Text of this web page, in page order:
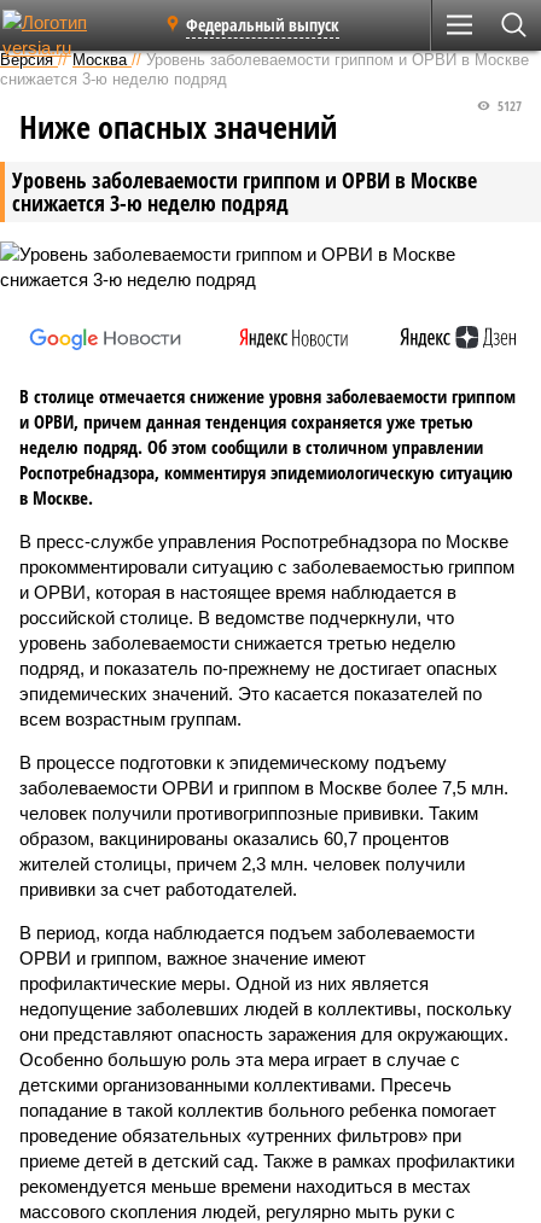
Федеральный выпуск
Версия //Москва //Уровень заболеваемости гриппом и ОРВИ в Москве
снижается 3-ю неделю подряд
Уровень заболеваемости гриппом и ОРВИ в Москве
снижается 3-ю неделю подряд
5127
Ниже опасных значений
В столице отмечается снижение уровня заболеваемости гриппом
и ОРВИ, причем данная тенденция сохраняется уже третью
неделю подряд. Об этом сообщили в столичном управлении
Роспотребнадзора, комментируя эпидемиологическую ситуацию
в Москве.
В пресс-службе управления Роспотребнадзора по Москве
прокомментировали ситуацию с заболеваемостью гриппом
и ОРВИ, которая в настоящее время наблюдается в
российской столице. В ведомстве подчеркнули, что
уровень заболеваемости снижается третью неделю
подряд, и показатель по-прежнему не достигает опасных
эпидемических значений. Это касается показателей по
всем возрастным группам.
В процессе подготовки к эпидемическому подъему
заболеваемости ОРВИ и гриппом в Москве более 7,5 млн.
человек получили противогриппозные прививки. Таким
образом, вакцинированы оказались 60,7 процентов
жителей столицы, причем 2,3 млн. человек получили
прививки за счет работодателей.
В период, когда наблюдается подъем заболеваемости
ОРВИ и гриппом, важное значение имеют
профилактические меры. Одной из них является
недопущение заболевших людей в коллективы, поскольку
они представляют опасность заражения для окружающих.
Особенно большую роль эта мера играет в случае с
детскими организованными коллективами. Пресечь
попадание в такой коллектив больного ребенка помогает
проведение обязательных «утренних фильтров» при
приеме детей в детский сад. Также в рамках профилактики
рекомендуется меньше времени находиться в местах
массового скопления людей, регулярно мыть руки с